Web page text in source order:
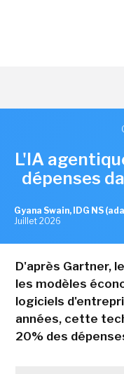
L'IA
dépenses
Gyana Swain, IDG NS
Juillet 2026
D'après Gartner,
les modèles
logiciels
années, cette
20% des